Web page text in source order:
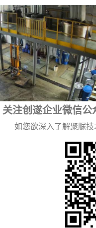
注创遂企业微信
如您欲深入了解聚脲